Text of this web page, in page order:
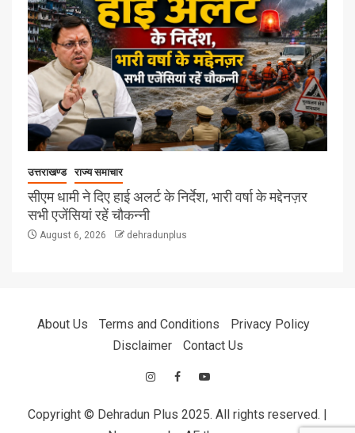
उत्तराखण्ड राज्य समाचार
सीएम धामी ने दिए हाई अलर्ट के निर्देश, भारी वर्षा के मद्देनज़र
सभी एजेंसियां रहें चौकन्नी
August 6, 2026 dehradunplus
About Us Terms and Conditions
Privacy Policy
Disclaimer
Contact Us
Copyright © Dehradun Plus 2025. All rights reserved.